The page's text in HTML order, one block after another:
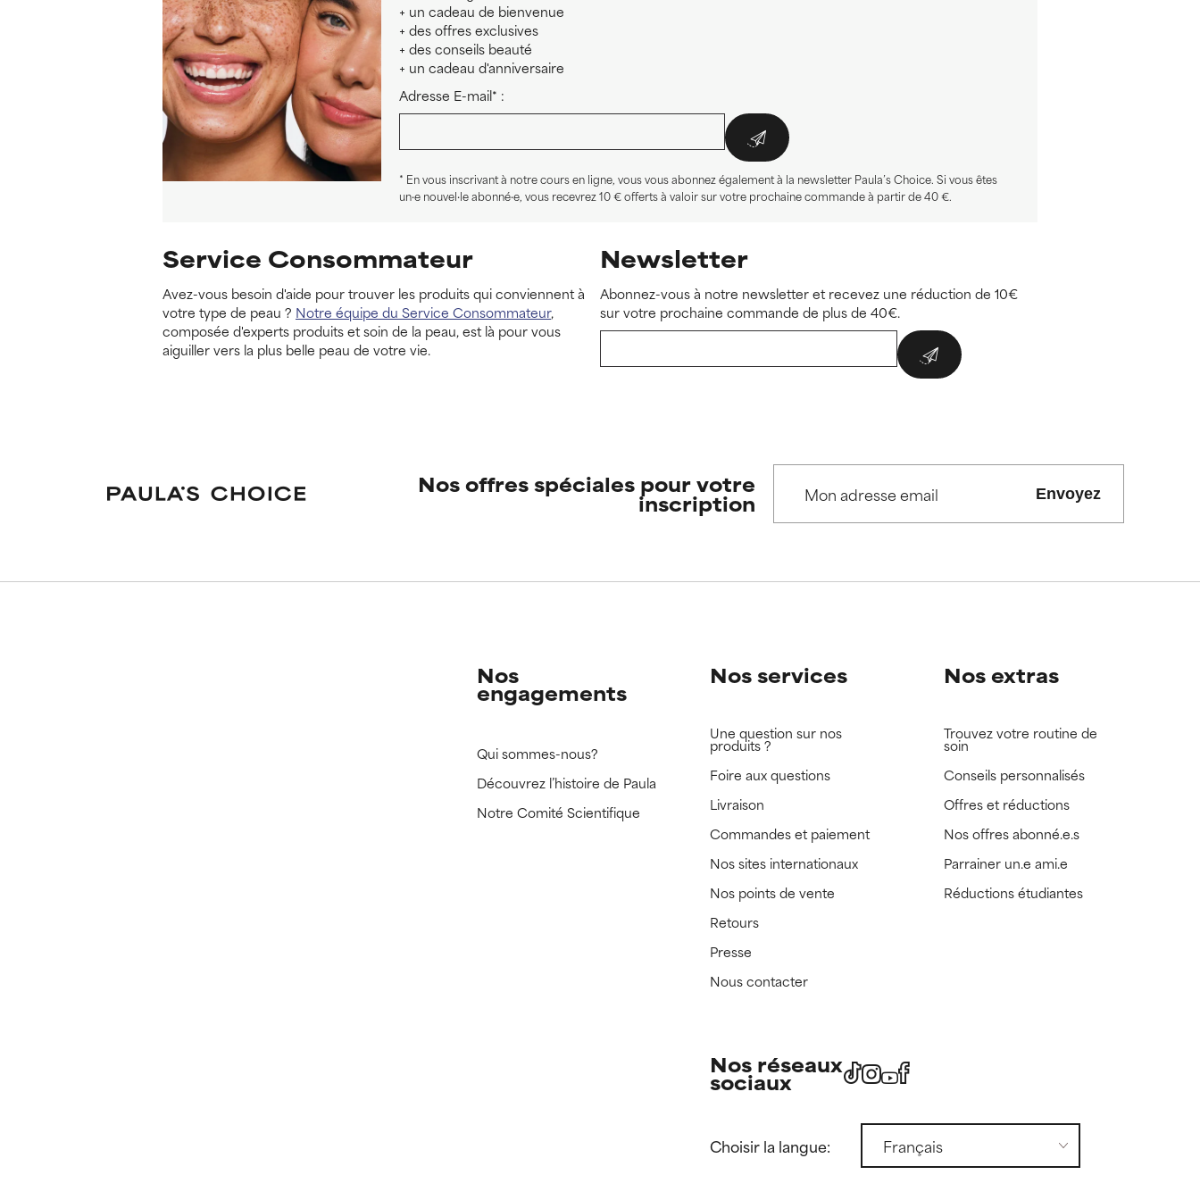
+ un cadeau de bienvenue
+ des offres exclusives
+ des conseils beauté
+ un cadeau d'anniversaire
Adresse E-mail* :
* En vous inscrivant à notre cours en ligne, vous vous abonnez également à la newsletter Paula’s Choice. Si vous êtes
un·e nouvel·le abonné·e, vous recevrez 10 € offerts à valoir sur votre prochaine commande à partir de 40 €.
Service Consommateur
Avez-vous besoin d'aide pour trouver les produits qui conviennent à
votre type de peau ? Notre équipe du Service Consommateur,
composée d'experts produits et soin de la peau, est là pour vous
aiguiller vers la plus belle peau de votre vie.
Newsletter
Abonnez-vous à notre newsletter et recevez une réduction de 10€
sur votre prochaine commande de plus de 40€.
Nos offres spéciales pour votre
inscription Envoyez
Nos
engagements
Qui sommes-nous?
Découvrez l’histoire de Paula
Notre Comité Scientifique
Nos services
Une question sur nos
produits ?
Foire aux questions
Livraison
Commandes et paiement
Nos sites internationaux
Nos points de vente
Retours
Presse
Nous contacter
Nos extras
Trouvez votre routine de
soin
Conseils personnalisés
Offres et réductions
Nos offres abonné.e.s
Parrainer un.e ami.e
Réductions étudiantes
Nos réseaux
sociaux
Choisir la langue: